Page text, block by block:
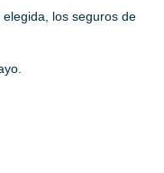
los seguros de